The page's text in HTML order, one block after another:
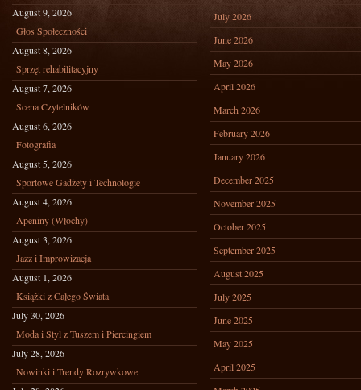
August 9, 2026
Głos Społeczności
August 8, 2026
Sprzęt rehabilitacyjny
August 7, 2026
Scena Czytelników
August 6, 2026
Fotografia
August 5, 2026
Sportowe Gadżety i Technologie
August 4, 2026
Apeniny (Włochy)
August 3, 2026
Jazz i Improwizacja
August 1, 2026
Książki z Całego Świata
July 30, 2026
Moda i Styl z Tuszem i Piercingiem
July 28, 2026
Nowinki i Trendy Rozrywkowe
July 2026
June 2026
May 2026
April 2026
March 2026
February 2026
January 2026
December 2025
November 2025
October 2025
September 2025
August 2025
July 2025
June 2025
May 2025
April 2025